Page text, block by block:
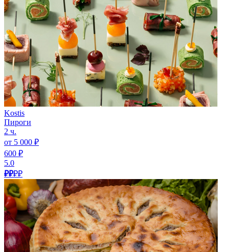
Kostis
Пироги
2 ч.
от 5 000 ₽
600 ₽
5.0
₽₽₽₽